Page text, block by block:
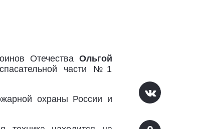
Отечества Ольгой
части №1
охраны России и